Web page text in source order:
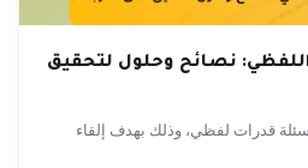
نصائح وحلول لتحقيق
قدرات لفظي، وذلك بهدف إلقاء